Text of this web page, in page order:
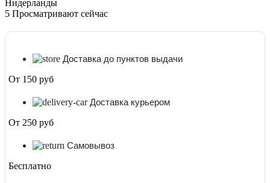
Нидерланды
5 Просматривают сейчас
Доставка до пунктов выдачи
От 150 руб
Доставка курьером
От 250 руб
Самовывоз
Бесплатно